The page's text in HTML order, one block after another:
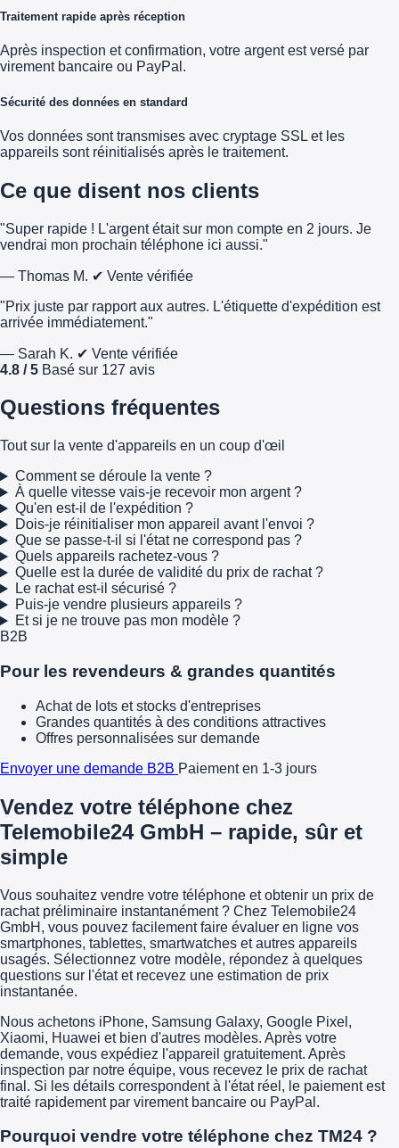
Traitement rapide après réception
Après inspection et confirmation, votre argent est versé par
virement bancaire ou PayPal.
Sécurité des données en standard
Vos données sont transmises avec cryptage SSL et les
appareils sont réinitialisés après le traitement.
Ce que disent nos clients
"Super rapide ! L'argent était sur mon compte en 2 jours. Je
vendrai mon prochain téléphone ici aussi."
— Thomas M. ✔ Vente vérifiée
"Prix juste par rapport aux autres. L'étiquette d'expédition est
arrivée immédiatement."
— Sarah K. ✔ Vente vérifiée
4.8 / 5 Basé sur 127 avis
Questions fréquentes
Tout sur la vente d'appareils en un coup d'œil
Comment se déroule la vente ?
À quelle vitesse vais-je recevoir mon argent ?
Qu'en est-il de l'expédition ?
Dois-je réinitialiser mon appareil avant l'envoi ?
Que se passe-t-il si l'état ne correspond pas ?
Quels appareils rachetez-vous ?
Quelle est la durée de validité du prix de rachat ?
Le rachat est-il sécurisé ?
Puis-je vendre plusieurs appareils ?
Et si je ne trouve pas mon modèle ?
B2B
Pour les revendeurs & grandes quantités
Achat de lots et stocks d'entreprises
Grandes quantités à des conditions attractives
Offres personnalisées sur demande
Envoyer une demande B2B Paiement en 1-3 jours
Vendez votre téléphone chez
Telemobile24 GmbH – rapide, sûr et
simple
Vous souhaitez vendre votre téléphone et obtenir un prix de
rachat préliminaire instantanément ? Chez Telemobile24
GmbH, vous pouvez facilement faire évaluer en ligne vos
smartphones, tablettes, smartwatches et autres appareils
usagés. Sélectionnez votre modèle, répondez à quelques
questions sur l'état et recevez une estimation de prix
instantanée.
Nous achetons iPhone, Samsung Galaxy, Google Pixel,
Xiaomi, Huawei et bien d'autres modèles. Après votre
demande, vous expédiez l'appareil gratuitement. Après
inspection par notre équipe, vous recevez le prix de rachat
final. Si les détails correspondent à l'état réel, le paiement est
traité rapidement par virement bancaire ou PayPal.
Pourquoi vendre votre téléphone chez TM24 ?